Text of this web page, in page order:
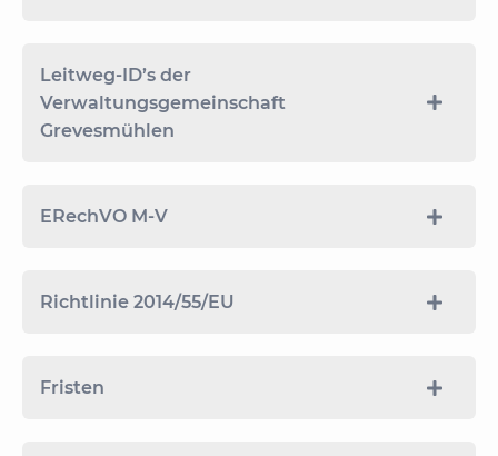
Leitweg-ID’s der
Verwaltungsgemeinschaft
Grevesmühlen
ERechVO M-V
Richtlinie 2014/55/EU
Fristen